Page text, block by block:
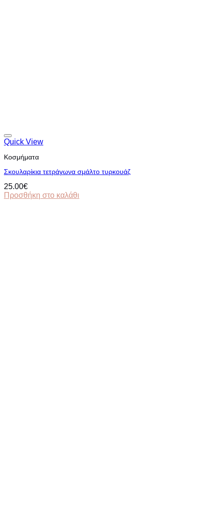
Quick View
Κοσμήματα
Σκουλαρίκια τετράγωνα σμάλτο τυρκουάζ
25.00€
Προσθήκη στο καλάθι